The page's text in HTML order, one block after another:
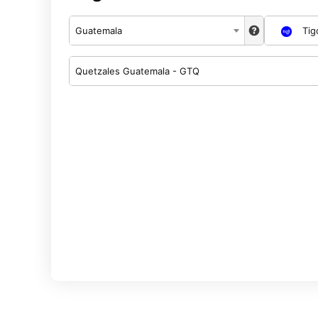
Guatemala
Quetzales Guatemala - GTQ